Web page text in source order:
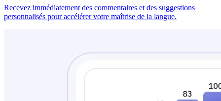
Recevez immédiatement des commentaires et des suggestions
personnalisés pour accélérer votre maîtrise de la langue.